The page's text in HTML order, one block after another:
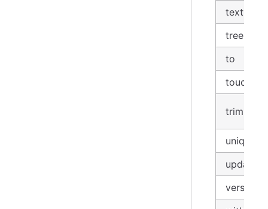
textview(
tree(
to
touch
trim
uniq
update(
version